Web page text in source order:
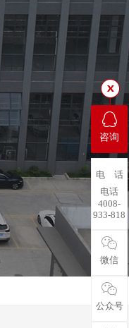
咨询
电 话
电话
4008-
933-818
微信
公众号